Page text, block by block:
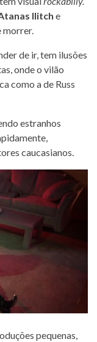
Ilitch e
morrer.
de ir, tem ilusões
onde o vilão
como a de Russ
estranhos
caucasianos.
pequenas,